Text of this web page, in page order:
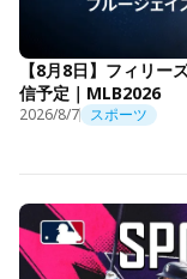
【8月8日】フィリー
信予定｜MLB2026
2026/8/7 スポーツ